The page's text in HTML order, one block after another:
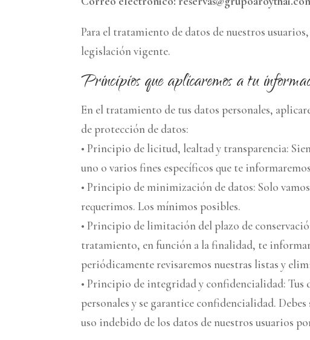
Para el tratamiento de datos de nuestros
legislación vigente.
Principios que aplicaremos a tu
En el tratamiento de tus datos personales,
de protección de datos:
• Principio de licitud, lealtad y transparencia:
uno o varios fines específicos que te
• Principio de minimización de datos: Solo
requerimos. Los mínimos posibles.
• Principio de limitación del plazo de
tratamiento, en función a la finalidad, te
periódicamente revisaremos nuestras listas y
• Principio de integridad y confidencialidad: Tus
personales y se garantice confidencialidad.
uso indebido de los datos de nuestros usuarios